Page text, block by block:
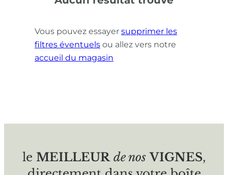
Vous pouvez essayer supprimer les
filtres éventuels ou allez vers notre
accueil du magasin
le MEILLEUR de nos VIGNES,